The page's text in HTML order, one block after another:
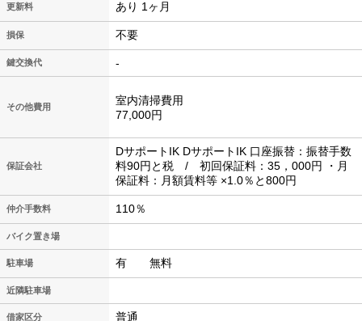
更新料 あり 1ヶ月
損保 不要
鍵交換代 -
その他費用
室内清掃費用
77,000円
保証会社
DサポートIK DサポートIK 口座振替：振替手数
料90円と税 / 初回保証料：35，000円 ・月
保証料：月額賃料等 ×1.0％と800円
仲介手数料 110％
バイク置き場
駐車場 有 無料
近隣駐車場
借家区分 普通